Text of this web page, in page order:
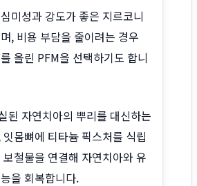
미성과 강도가 좋은 지르코니
, 비용 부담을 줄이려는 경우
올린 PFM을 선택하기도 합니
된 자연치아의 뿌리를 대신하는
몸뼈에 티타늄 픽스처를 식립
철물을 연결해 자연치아와 유
을 회복합니다.